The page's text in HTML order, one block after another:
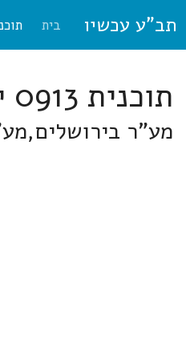
תב"ע עכשיו בית
תוכנית 0913 ירושלים
מע"ר